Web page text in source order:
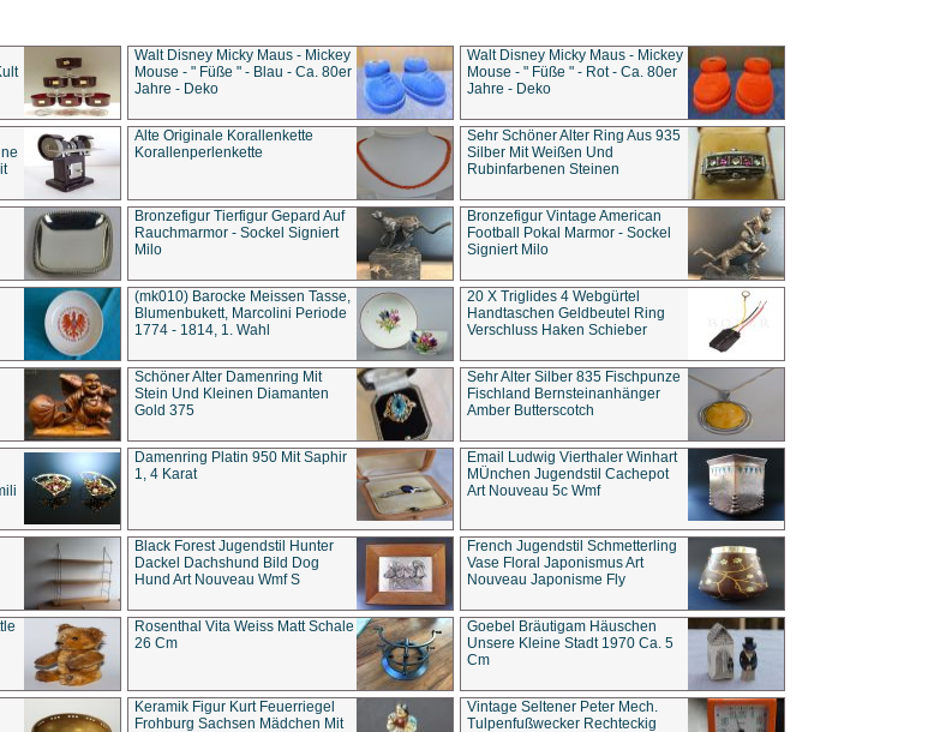
Walt Disney Micky Maus - Mickey
Mouse - " Füße " - Blau - Ca. 80er
Jahre - Deko
Walt Disney Micky Maus - Mickey
Mouse - " Füße " - Rot - Ca. 80er
Jahre - Deko
Alte Originale Korallenkette
Korallenperlenkette
Sehr Schöner Alter Ring Aus 935
Silber Mit Weißen Und
Rubinfarbenen Steinen
Bronzefigur Tierfigur Gepard Auf
Rauchmarmor - Sockel Signiert
Milo
Bronzefigur Vintage American
Football Pokal Marmor - Sockel
Signiert Milo
(mk010) Barocke Meissen Tasse,
Blumenbukett, Marcolini Periode
1774 - 1814, 1. Wahl
20 X Triglides 4 Webgürtel
Handtaschen Geldbeutel Ring
Verschluss Haken Schieber
Schöner Alter Damenring Mit
Stein Und Kleinen Diamanten
Gold 375
Sehr Alter Silber 835 Fischpunze
Fischland Bernsteinanhänger
Amber Butterscotch
Damenring Platin 950 Mit Saphir
1, 4 Karat
Email Ludwig Vierthaler Winhart
MÜnchen Jugendstil Cachepot
Art Nouveau 5c Wmf
Black Forest Jugendstil Hunter
Dackel Dachshund Bild Dog
Hund Art Nouveau Wmf S
French Jugendstil Schmetterling
Vase Floral Japonismus Art
Nouveau Japonisme Fly
Rosenthal Vita Weiss Matt Schale
26 Cm
Goebel Bräutigam Häuschen
Unsere Kleine Stadt 1970 Ca. 5
Cm
Keramik Figur Kurt Feuerriegel
Frohburg Sachsen Mädchen Mit
Vintage Seltener Peter Mech.
Tulpenfußwecker Rechteckig